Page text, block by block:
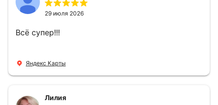
29 июля 2026
Всё супер!!!
Яндекс Карты
Лилия